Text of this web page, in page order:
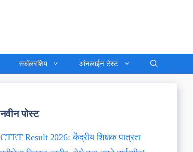
स्कॉलरशिप ऑनलाईन टेस्ट
नवीन पोस्ट
CTET Result 2026: केंद्रीय शिक्षक पात्रता